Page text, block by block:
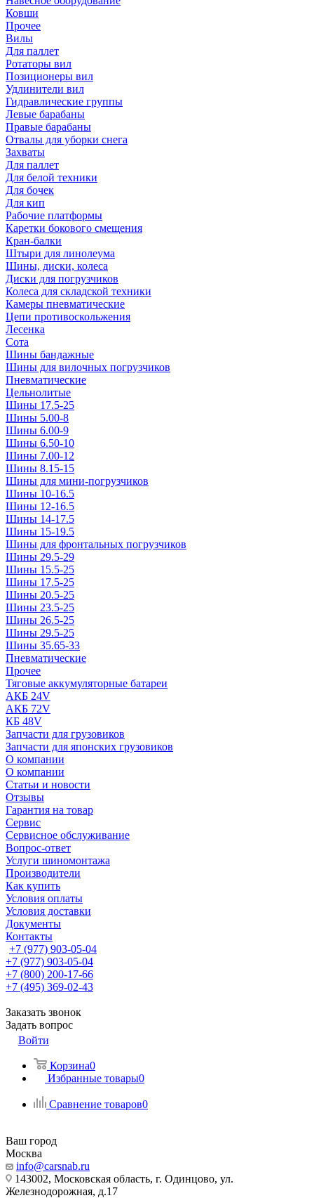
Ковши
Прочее
Вилы
Для паллет
Ротаторы вил
Позиционеры вил
Удлинители вил
Гидравлические группы
Левые барабаны
Правые барабаны
Отвалы для уборки снега
Захваты
Для паллет
Для белой техники
Для бочек
Для кип
Рабочие платформы
Каретки бокового смещения
Кран-балки
Штыри для линолеума
Шины, диски, колеса
Диски для погрузчиков
Колеса для складской техники
Камеры пневматические
Цепи противоскольжения
Лесенка
Сота
Шины бандажные
Шины для вилочных погрузчиков
Пневматические
Цельнолитые
Шины 17.5-25
Шины 5.00-8
Шины 6.00-9
Шины 6.50-10
Шины 7.00-12
Шины 8.15-15
Шины для мини-погрузчиков
Шины 10-16.5
Шины 12-16.5
Шины 14-17.5
Шины 15-19.5
Шины для фронтальных погрузчиков
Шины 29.5-29
Шины 15.5-25
Шины 17.5-25
Шины 20.5-25
Шины 23.5-25
Шины 26.5-25
Шины 29.5-25
Шины 35.65-33
Пневматические
Прочее
Тяговые аккумуляторные батареи
АКБ 24V
АКБ 72V
КБ 48V
Запчасти для грузовиков
Запчасти для японских грузовиков
О компании
О компании
Статьи и новости
Отзывы
Гарантия на товар
Сервис
Сервисное обслуживание
Вопрос-ответ
Услуги шиномонтажа
Производители
Как купить
Условия оплаты
Условия доставки
Документы
Контакты
+7 (977) 903-05-04
+7 (977) 903-05-04
+7 (800) 200-17-66
+7 (495) 369-02-43
Заказать звонок
Задать вопрос
Войти
Корзина0
Избранные товары0
Сравнение товаров0
Ваш город
Москва
info@carsnab.ru
143002, Московская область, г. Одинцово, ул.
Железнодорожная, д.17